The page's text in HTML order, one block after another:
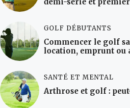
GOLF DÉBUTANTS
Commencer le golf
location, emprunt ou
SANTÉ ET MENTAL
Arthrose et golf :